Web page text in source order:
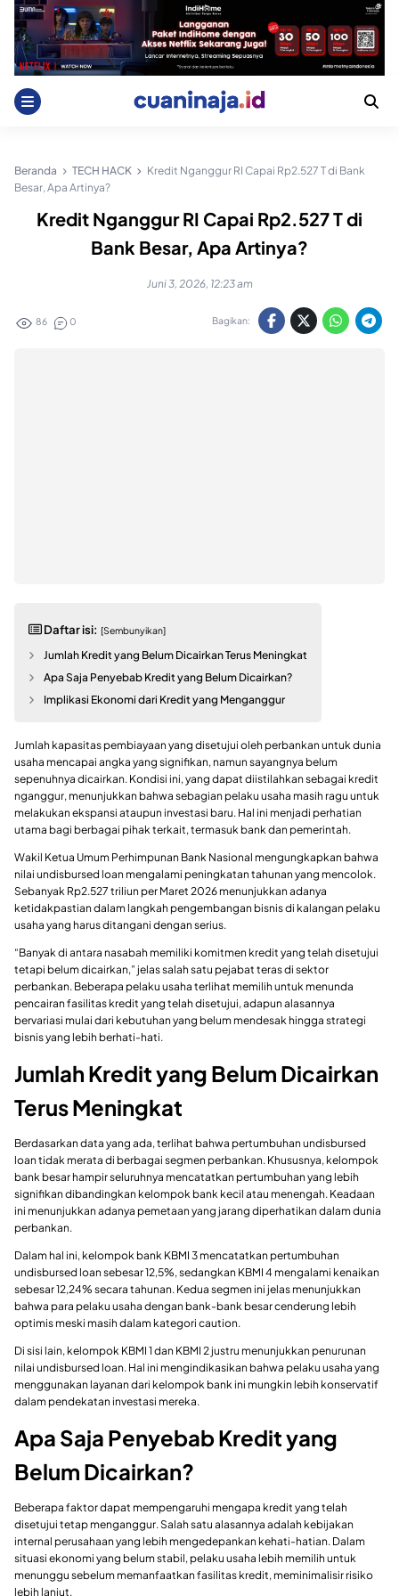
Skip
content
Beranda TECH HACK
Kredit Nganggur RI Capai Rp2.527 T di Bank
Besar, Apa Artinya?
Kredit Nganggur RI Capai Rp2.527 T di
Bank Besar, Apa Artinya?
Juni 3, 2026, 12:23 am
86 0 Bagikan:
Daftar isi: [Sembunyikan]
Jumlah Kredit yang Belum Dicairkan Terus Meningkat
Apa Saja Penyebab Kredit yang Belum Dicairkan?
Implikasi Ekonomi dari Kredit yang Menganggur
Jumlah kapasitas pembiayaan yang disetujui oleh perbankan untuk dunia
usaha mencapai angka yang signifikan, namun sayangnya belum
sepenuhnya dicairkan. Kondisi ini, yang dapat diistilahkan sebagai kredit
nganggur, menunjukkan bahwa sebagian pelaku usaha masih ragu untuk
melakukan ekspansi ataupun investasi baru. Hal ini menjadi perhatian
utama bagi berbagai pihak terkait, termasuk bank dan pemerintah.
Wakil Ketua Umum Perhimpunan Bank Nasional mengungkapkan bahwa
nilai undisbursed loan mengalami peningkatan tahunan yang mencolok.
Sebanyak Rp2.527 triliun per Maret 2026 menunjukkan adanya
ketidakpastian dalam langkah pengembangan bisnis di kalangan pelaku
usaha yang harus ditangani dengan serius.
“Banyak di antara nasabah memiliki komitmen kredit yang telah disetujui
tetapi belum dicairkan,” jelas salah satu pejabat teras di sektor
perbankan. Beberapa pelaku usaha terlihat memilih untuk menunda
pencairan fasilitas kredit yang telah disetujui, adapun alasannya
bervariasi mulai dari kebutuhan yang belum mendesak hingga strategi
bisnis yang lebih berhati-hati.
Jumlah Kredit yang Belum Dicairkan
Terus Meningkat
Berdasarkan data yang ada, terlihat bahwa pertumbuhan undisbursed
loan tidak merata di berbagai segmen perbankan. Khususnya, kelompok
bank besar hampir seluruhnya mencatatkan pertumbuhan yang lebih
signifikan dibandingkan kelompok bank kecil atau menengah. Keadaan
ini menunjukkan adanya pemetaan yang jarang diperhatikan dalam dunia
perbankan.
Dalam hal ini, kelompok bank KBMI 3 mencatatkan pertumbuhan
undisbursed loan sebesar 12,5%, sedangkan KBMI 4 mengalami kenaikan
sebesar 12,24% secara tahunan. Kedua segmen ini jelas menunjukkan
bahwa para pelaku usaha dengan bank-bank besar cenderung lebih
optimis meski masih dalam kategori caution.
Di sisi lain, kelompok KBMI 1 dan KBMI 2 justru menunjukkan penurunan
nilai undisbursed loan. Hal ini mengindikasikan bahwa pelaku usaha yang
menggunakan layanan dari kelompok bank ini mungkin lebih konservatif
dalam pendekatan investasi mereka.
Apa Saja Penyebab Kredit yang
Belum Dicairkan?
Beberapa faktor dapat mempengaruhi mengapa kredit yang telah
disetujui tetap menganggur. Salah satu alasannya adalah kebijakan
internal perusahaan yang lebih mengedepankan kehati-hatian. Dalam
situasi ekonomi yang belum stabil, pelaku usaha lebih memilih untuk
menunggu sebelum memanfaatkan fasilitas kredit, meminimalisir risiko
lebih lanjut.